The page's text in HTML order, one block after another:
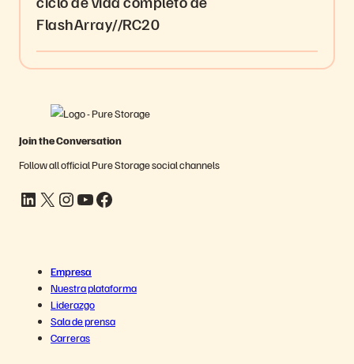
FlashArray//RC20
Join the Conversation
Follow all official Pure Storage social channels
LinkedIn X Instagram YouTube Facebook
Empresa
Nuestra plataforma
Liderazgo
Sala de prensa
Carreras